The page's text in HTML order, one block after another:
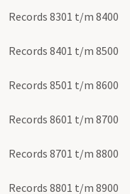
Records 8301 t/m 8400
Records 8401 t/m 8500
Records 8501 t/m 8600
Records 8601 t/m 8700
Records 8701 t/m 8800
Records 8801 t/m 8900